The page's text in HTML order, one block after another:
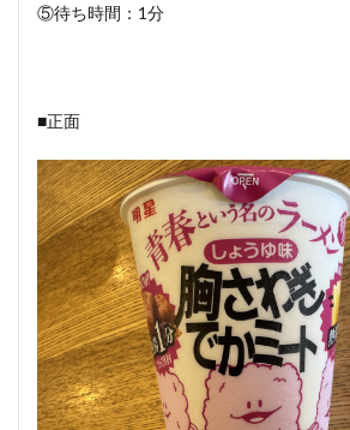
⑤待ち時間：1分
■正面